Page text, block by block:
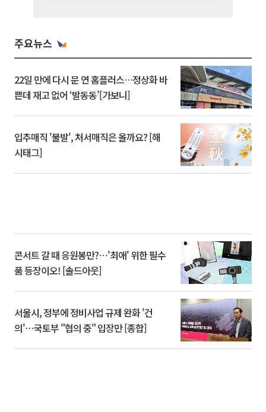
주요뉴스
22일 만에 다시 문 연 홈플러스…정상화 바
쁜데 재고 없어 ‘발동동’[가보니]
입추매직 '불발', 처서매직은 올까요? [해
시태그]
콘서트 갈 때 응원봉만?⋯'최애' 위한 필수
품 등장이오! [솔드아웃]
서울시, 정부에 정비사업 규제 완화 '건
의'⋯국토부 "협의 중" 입장만 [종합]